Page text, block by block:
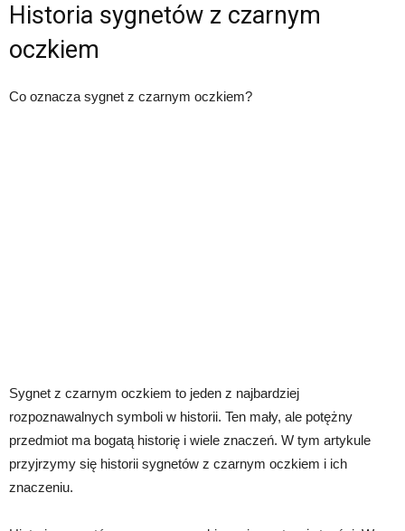
Historia sygnetów z czarnym
oczkiem
Co oznacza sygnet z czarnym oczkiem?
Sygnet z czarnym oczkiem to jeden z najbardziej
rozpoznawalnych symboli w historii. Ten mały, ale potężny
przedmiot ma bogatą historię i wiele znaczeń. W tym artykule
przyjrzymy się historii sygnetów z czarnym oczkiem i ich
znaczeniu.